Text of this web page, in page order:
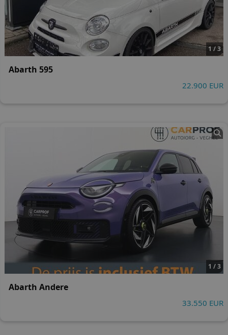
1 / 3
Abarth 595
22.900 EUR
1 / 3
Abarth Andere
33.550 EUR